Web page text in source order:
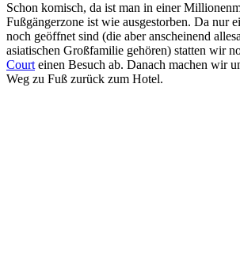
Schon komisch, da ist man in einer
Fußgängerzone ist wie ausgestorben. Da nur
noch geöffnet sind (die aber anscheinend
asiatischen Großfamilie gehören) statten wir
Court einen Besuch ab. Danach machen wir
Weg zu Fuß zurück zum Hotel.